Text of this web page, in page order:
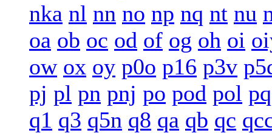
nka nl nn no np nq nt nu
oa ob oc od of og oh oi
ow ox oy p0o p16 p3v
pj pl pn pnj po pod pol pq
q1 q3 q5n q8 qa qb qc